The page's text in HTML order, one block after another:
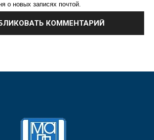
о новых записях почтой.